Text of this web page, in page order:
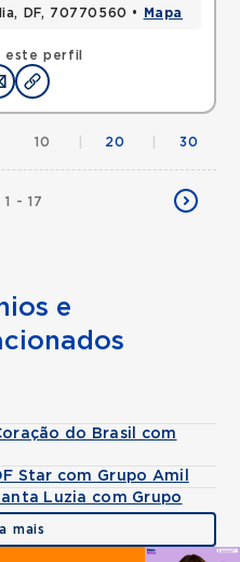
este perfil
DF, 70770560 • Mapa
1 - 17
10 20 30
e
do Brasil com
Star com Grupo Amil
Luzia com Grupo
mais